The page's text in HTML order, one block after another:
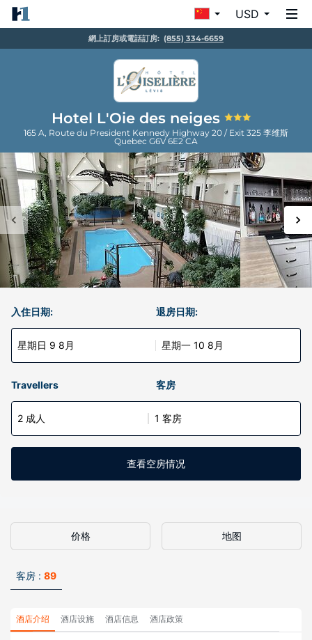
USD
網上訂房或電話訂房: (855) 334-6659
Hotel L'Oie des neiges
165 A, Route du President Kennedy Highway 20 / Exit 325 李维斯
Quebec G6V 6E2CA
入住日期:
星期日 9 8月
退房日期:
星期一 10 8月
Travellers 客房
2 成人 1 客房
查看空房情况
价格 地图
客房 : 89
酒店介绍 酒店设施 酒店信息 酒店政策